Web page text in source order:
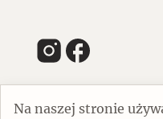
Na naszej stronie